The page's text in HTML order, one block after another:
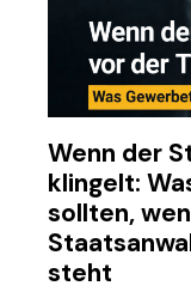
Wenn der
klingelt:
sollten,
steht